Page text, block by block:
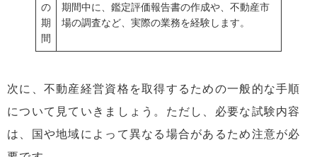
の
期
間
期間中に、鑑定評価報告書の作成や、不動産市
場の調査など、実際の業務を経験します。
次に、不動産経営資格を取得するための一般的な手順
について見ていきましょう。ただし、必要な試験内容
は、国や地域によって異なる場合があるため注意が必